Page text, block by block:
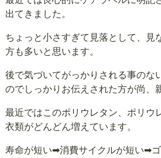
出てきました。
ちょっと小さすぎて見落として、見
方も多いと思います。
後で気づいてがっかりされる事のな
のでしっかりお伝えされた方が尚、
最近ではこのポリウレタン、ポリウ
衣類がどんどん増えています。
寿命が短い➡消費サイクルが短い➡